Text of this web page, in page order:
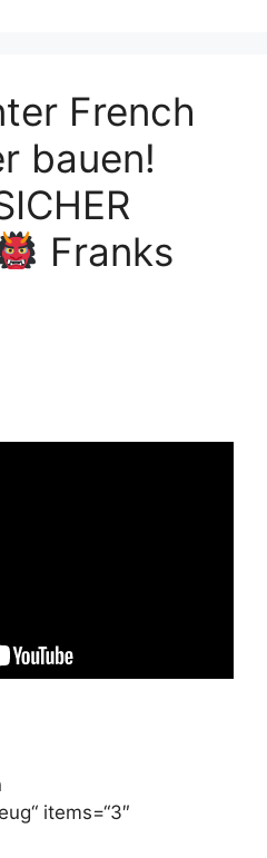
French
bauen!
Franks
items=“3″